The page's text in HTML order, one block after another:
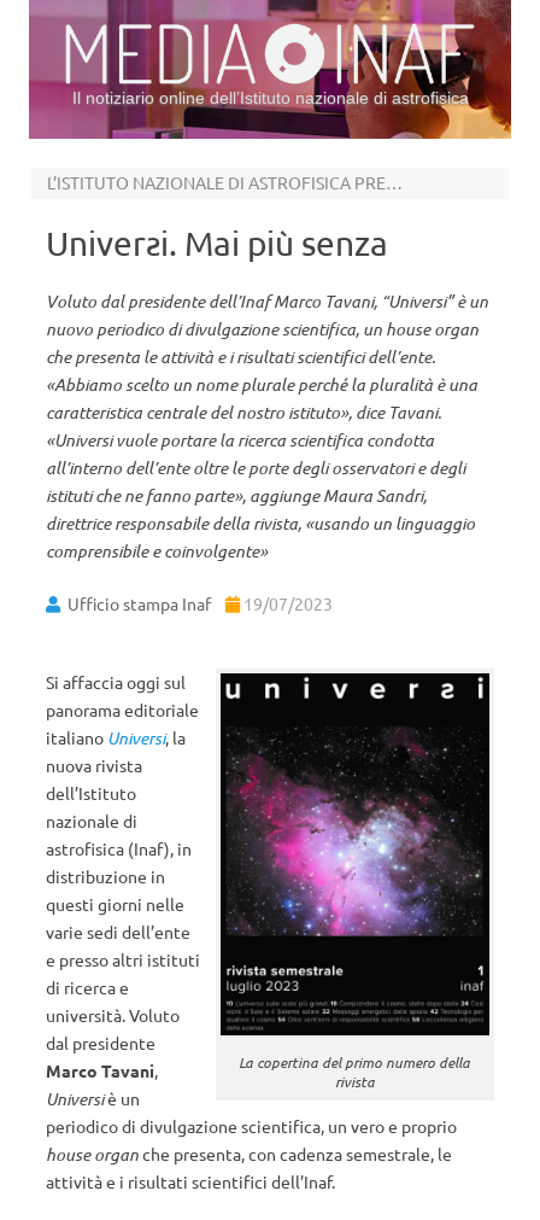
Il notiziario online dell’Istituto nazionale di astrofisica
L’ISTITUTO NAZIONALE DI ASTROFISICA PRESENTA IL SUO NUOVO SEMESTRALE CARTACEO
Univerƨi. Mai più senza
Voluto dal presidente dell’Inaf Marco Tavani, “Universi” è un
nuovo periodico di divulgazione scientifica, un house organ
che presenta le attività e i risultati scientifici dell’ente.
«Abbiamo scelto un nome plurale perché la pluralità è una
caratteristica centrale del nostro istituto», dice Tavani.
«Universi vuole portare la ricerca scientifica condotta
all’interno dell’ente oltre le porte degli osservatori e degli
istituti che ne fanno parte», aggiunge Maura Sandri,
direttrice responsabile della rivista, «usando un linguaggio
comprensibile e coinvolgente»
Ufficio stampa Inaf 19/07/2023
La copertina del primo numero della
rivista
Si affaccia oggi sul
panorama editoriale
italiano Universi, la
nuova rivista
dell’Istituto
nazionale di
astrofisica (Inaf), in
distribuzione in
questi giorni nelle
varie sedi dell’ente
e presso altri istituti
di ricerca e
università. Voluto
dal presidente
Marco Tavani,
Universiè un
periodico di divulgazione scientifica, un vero e proprio
house organche presenta, con cadenza semestrale, le
attività e i risultati scientifici dell’Inaf.